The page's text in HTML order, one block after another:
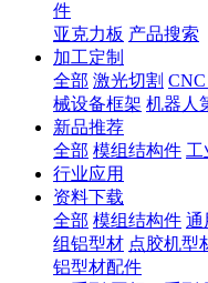
件
亚克力板 产品搜索
加工定制
全部 激光切割
械设备框架 机器人
新品推荐
全部 模组结构件 工
行业应用
资料下载
全部 模组结构件 通
组铝型材 点胶机型
铝型材配件